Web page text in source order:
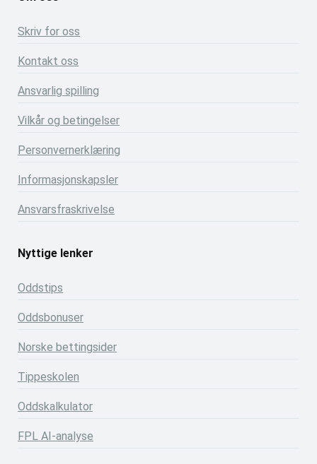
Skriv for oss
Kontakt oss
Ansvarlig spilling
Vilkår og betingelser
Personvernerklæring
Informasjonskapsler
Ansvarsfraskrivelse
Nyttige lenker
Oddstips
Oddsbonuser
Norske bettingsider
Tippeskolen
Oddskalkulator
FPL AI-analyse